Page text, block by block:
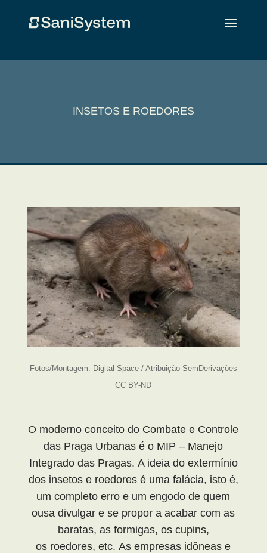
INSETOS E ROEDORES
Fotos/Montagem: Digital Space / Atribuição-SemDerivações
CC BY-ND
O moderno conceito do Combate e Controle
das Praga Urbanas é o MIP – Manejo
Integrado das Pragas. A ideia do extermínio
dos insetos e roedores é uma falácia, isto é,
um completo erro e um engodo de quem
ousa divulgar e se propor a acabar com as
baratas, as formigas, os cupins,
os roedores, etc. As empresas idôneas e